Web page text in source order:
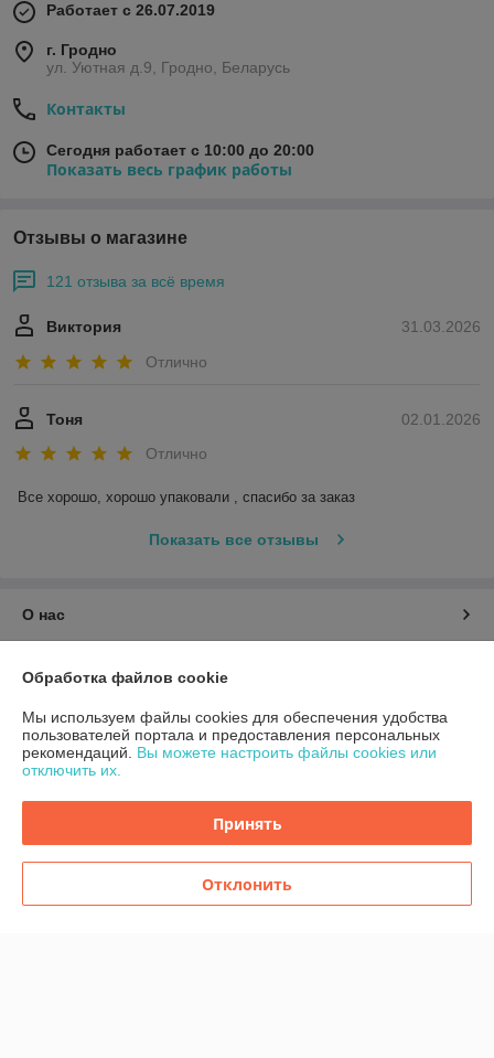
Работает с 26.07.2019
г. Гродно
ул. Уютная д.9, Гродно, Беларусь
Контакты
Сегодня работает с 10:00 до 20:00
Показать весь график работы
Отзывы о магазине
121 отзыва за всё время
31.03.2026
Виктория
Отлично
02.01.2026
Тоня
Отлично
Все хорошо, хорошо упаковали , спасибо за заказ
Показать все отзывы
О нас
Доставка и оплата
График работы
Обработка файлов cookie
Мы используем файлы cookies для обеспечения удобства
пользователей портала и предоставления персональных
рекомендаций. Вы можете настроить файлы cookies или
отключить их.
Принять
Отклонить